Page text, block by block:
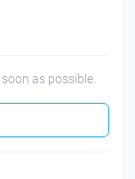
as possible.